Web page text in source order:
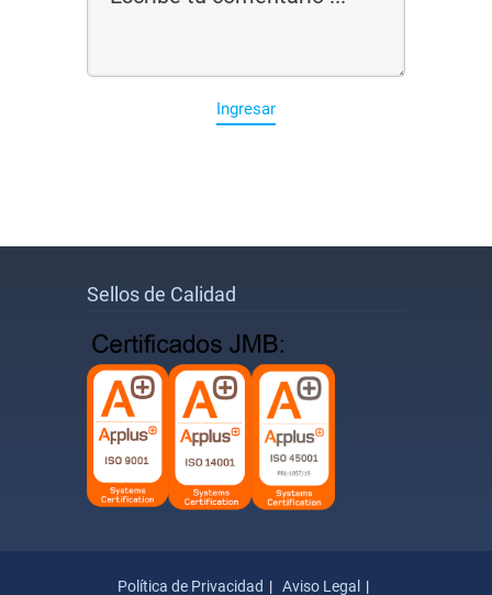
Ingresar
Sellos de Calidad
Política de Privacidad Aviso Legal